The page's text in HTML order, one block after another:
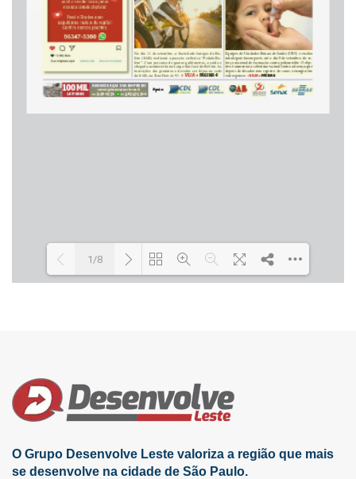
1/8
O Grupo Desenvolve Leste valoriza a região que mais
se desenvolve na cidade de São Paulo.